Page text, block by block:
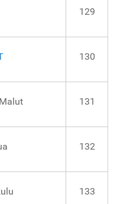
129
130
131
132
133